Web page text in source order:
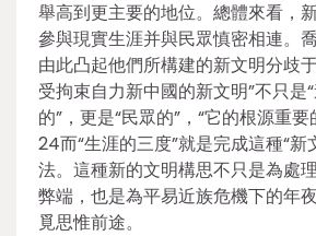
舉高到更主要的地位。總體來看，
參與現實生涯并與民眾慎密相連。
由此凸起他們所構建的新文明分歧
受拘束自力新中國的新文明”不只是
的”，更是“民眾的”，“它的根源重要
24而“生涯的三度”就是完成這種“新
法。這種新的文明構思不只是為處
弊端，也是為平易近族危機下的年
覓思惟前途。